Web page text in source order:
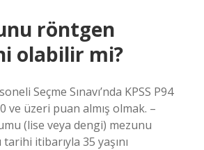
röntgen
olabilir mi?
Seçme Sınavı’nda KPSS P94
ve üzeri puan almış olmak. –
(lise veya dengi) mezunu
itibarıyla 35 yaşını